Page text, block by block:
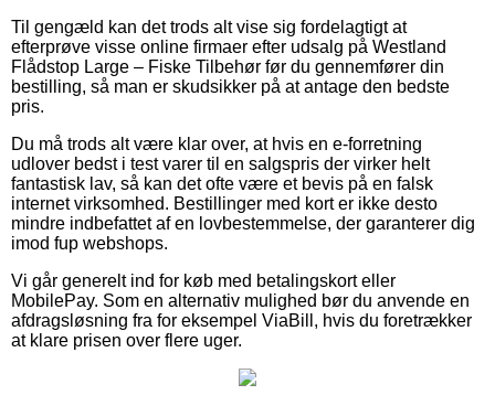
Til gengæld kan det trods alt vise sig fordelagtigt at
efterprøve visse online firmaer efter udsalg på Westland
Flådstop Large – Fiske Tilbehør før du gennemfører din
bestilling, så man er skudsikker på at antage den bedste
pris.
Du må trods alt være klar over, at hvis en e-forretning
udlover bedst i test varer til en salgspris der virker helt
fantastisk lav, så kan det ofte være et bevis på en falsk
internet virksomhed. Bestillinger med kort er ikke desto
mindre indbefattet af en lovbestemmelse, der garanterer dig
imod fup webshops.
Vi går generelt ind for køb med betalingskort eller
MobilePay. Som en alternativ mulighed bør du anvende en
afdragsløsning fra for eksempel ViaBill, hvis du foretrækker
at klare prisen over flere uger.